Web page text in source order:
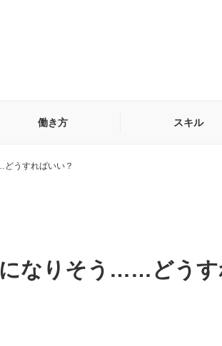
貿易・海外営業事務
働き方 スキル
うすればいい？
なりそう……どうす